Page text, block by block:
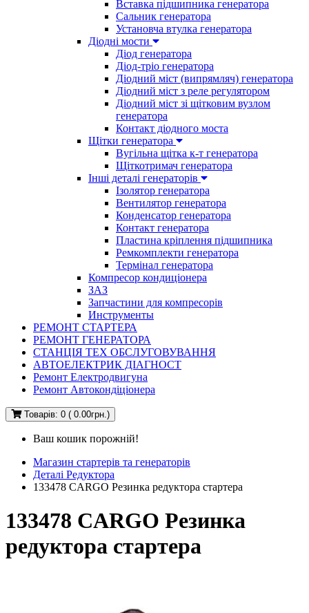
Вставка підшипника генератора
Сальник генератора
Установча втулка генератора
Діодні мости
Діод генератора
Діод-тріо генератора
Діодний міст (випрямляч) генератора
Діодний міст з реле регулятором
Діодний міст зі щітковим вузлом
генератора
Контакт діодного моста
Щітки генератора
Вугільна щітка к-т генератора
Щіткотримач генератора
Інші деталі генераторів
Ізолятор генератора
Вентилятор генератора
Конденсатор генератора
Контакт генератора
Пластина кріплення підшипника
Ремкомплекти генератора
Термінал генератора
Компресор кондиціонера
ЗАЗ
Запчастини для компресорів
Инструменты
РЕМОНТ СТАРТЕРА
РЕМОНТ ГЕНЕРАТОРА
СТАНЦІЯ ТЕХ ОБСЛУГОВУВАННЯ
АВТОЕЛЕКТРИК ДІАГНОСТ
Ремонт Електродвигуна
Ремонт Автокондіціонера
Товарів: 0 ( 0.00грн.)
Ваш кошик порожній!
Магазин стартерів та генераторів
Деталі Редуктора
133478 CARGO Резинка редуктора стартера
133478 CARGO Резинка
редуктора стартера